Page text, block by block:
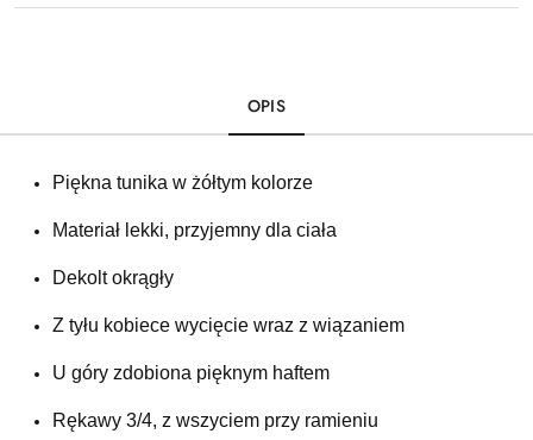
OPIS
Piękna tunika w żółtym kolorze
Materiał lekki, przyjemny dla ciała
Dekolt okrągły
Z tyłu kobiece wycięcie wraz z wiązaniem
U góry zdobiona pięknym haftem
Rękawy 3/4, z wszyciem przy ramieniu